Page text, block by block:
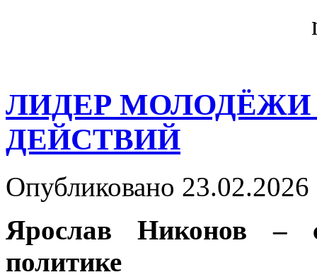
ЛИДЕР МОЛОДЁЖИ
ДЕЙСТВИЙ
Опубликовано
Ярослав Никонов –
политике